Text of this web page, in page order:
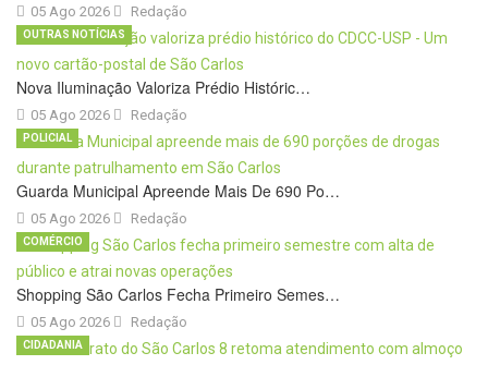
05 Ago 2026 Redação
Nova Iluminação Valoriza Prédio Históric…
05 Ago 2026
OUTRAS NOTÍCIAS
Redação
Guarda Municipal Apreende Mais De 690 Po…
05 Ago 2026
POLICIAL
Redação
Shopping São Carlos Fecha Primeiro Semes…
05 Ago 2026
COMÉRCIO
Redação
CIDADANIA